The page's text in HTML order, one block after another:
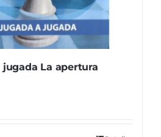
La apertura